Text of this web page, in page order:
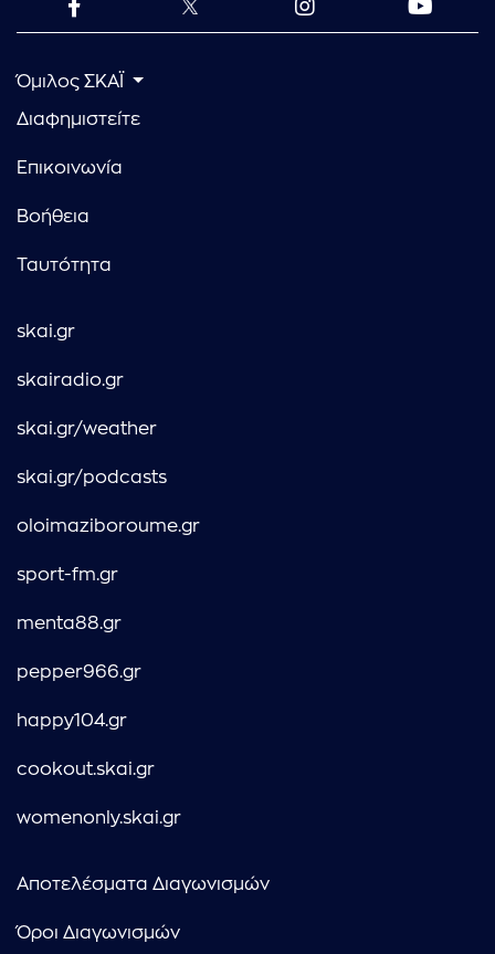
Όμιλος ΣΚΑΪ
Διαφημιστείτε
Επικοινωνία
Βοήθεια
Ταυτότητα
skai.gr
skairadio.gr
skai.gr/weather
skai.gr/podcasts
oloimaziboroume.gr
sport-fm.gr
menta88.gr
pepper966.gr
happy104.gr
cookout.skai.gr
womenonly.skai.gr
Αποτελέσματα Διαγωνισμών
Όροι Διαγωνισμών